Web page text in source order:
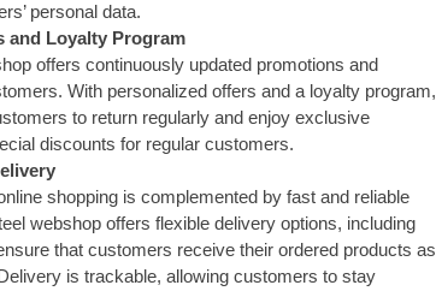
personal data.
and Loyalty Program
offers continuously updated promotions and
With personalized offers and a loyalty program,
to return regularly and enjoy exclusive
discounts for regular customers.
shopping is complemented by fast and reliable
webshop offers flexible delivery options, including
that customers receive their ordered products as
is trackable, allowing customers to stay